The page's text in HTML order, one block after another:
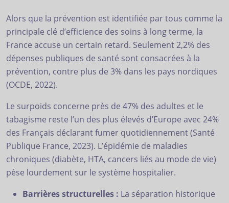
Alors que la prévention est identifiée par tous comme la
principale clé d’efficience des soins à long terme, la
France accuse un certain retard. Seulement 2,2% des
dépenses publiques de santé sont consacrées à la
prévention, contre plus de 3% dans les pays nordiques
(OCDE, 2022).
Le surpoids concerne près de 47% des adultes et le
tabagisme reste l’un des plus élevés d’Europe avec 24%
des Français déclarant fumer quotidiennement (Santé
Publique France, 2023). L’épidémie de maladies
chroniques (diabète, HTA, cancers liés au mode de vie)
pèse lourdement sur le système hospitalier.
Barrières structurelles : La séparation historique